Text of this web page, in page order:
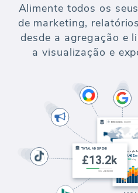
Alimente todos os
de marketing,
desde a agregação e
a visualização e